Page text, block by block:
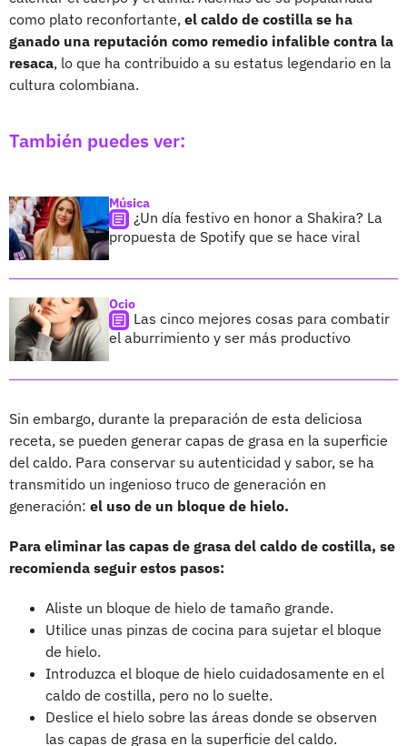
como plato reconfortante, el caldo de costilla se ha
ganado una reputación como remedio infalible contra la
resaca, lo que ha contribuido a su estatus legendario en la
cultura colombiana.
También puedes ver:
Música
¿Un día festivo en honor a Shakira? La
propuesta de Spotify que se hace viral
Ocio
Las cinco mejores cosas para combatir
el aburrimiento y ser más productivo
Sin embargo, durante la preparación de esta deliciosa
receta, se pueden generar capas de grasa en la superficie
del caldo. Para conservar su autenticidad y sabor, se ha
transmitido un ingenioso truco de generación en
generación: el uso de un bloque de hielo.
Para eliminar las capas de grasa del caldo de costilla, se
recomienda seguir estos pasos:
Aliste un bloque de hielo de tamaño grande.
Utilice unas pinzas de cocina para sujetar el bloque
de hielo.
Introduzca el bloque de hielo cuidadosamente en el
caldo de costilla, pero no lo suelte.
Deslice el hielo sobre las áreas donde se observen
las capas de grasa en la superficie del caldo.